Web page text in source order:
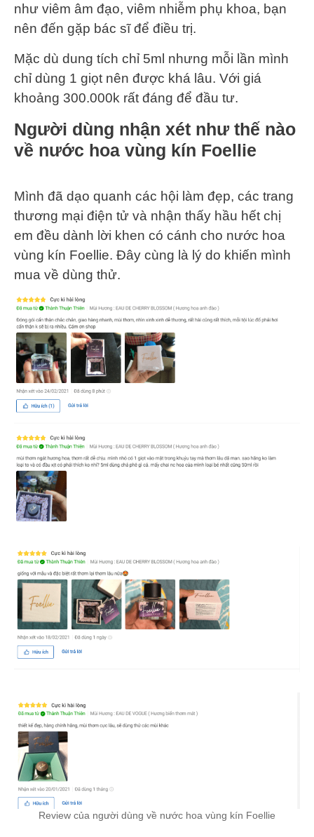
như viêm âm đạo, viêm nhiễm phụ khoa, bạn
nên đến gặp bác sĩ để điều trị.
Mặc dù dung tích chỉ 5ml nhưng mỗi lần mình
chỉ dùng 1 giọt nên được khá lâu. Với giá
khoảng 300.000k rất đáng để đầu tư.
Người dùng nhận xét như thế nào
về nước hoa vùng kín Foellie
Mình đã dạo quanh các hội làm đẹp, các trang
thương mại điện tử và nhận thấy hầu hết chị
em đều dành lời khen có cánh cho nước hoa
vùng kín Foellie. Đây cùng là lý do khiến mình
mua về dùng thử.
Review của người dùng về nước hoa vùng kín Foellie